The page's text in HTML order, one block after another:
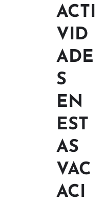
ACTI
VID
ADE
S
EN
EST
AS
VAC
ACI